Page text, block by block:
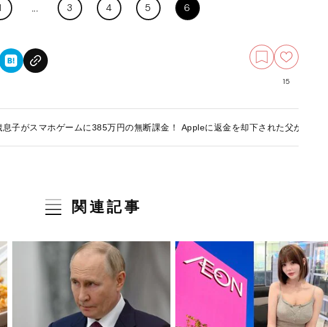
3 4 5 6
15
息子がスマホゲームに385万円の無断課金！ Appleに返金を却下された父が下し
関連記事